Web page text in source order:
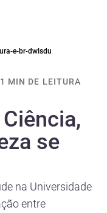
e-br-dwlsdu
MIN DE LEITURA
se
na Universidade
entre